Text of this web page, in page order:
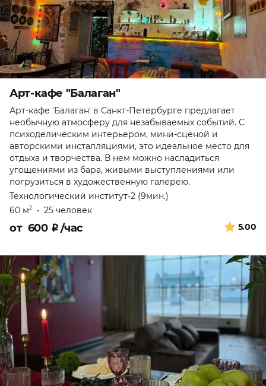
Арт-кафе "Балаган"
Арт-кафе 'Балаган' в Санкт-Петербурге предлагает
необычную атмосферу для незабываемых событий. С
психоделическим интерьером, мини-сценой и
авторскими инсталляциями, это идеальное место для
отдыха и творчества. В нем можно насладиться
угощениями из бара, живыми выступлениями или
погрузиться в художественную галерею.
Технологический институт-2 (9мин.)
60 м2 • 25 человек
5.00
от 600 ₽/час